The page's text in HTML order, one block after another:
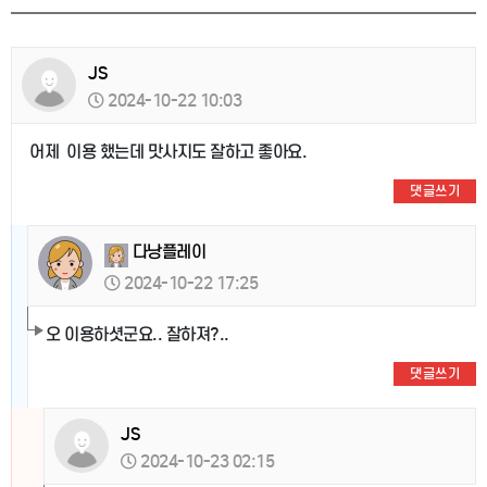
JS
2024-10-22 10:03
어제 이용 했는데 맛사지도 잘하고 좋아요.
댓글쓰기
다낭플레이
2024-10-22 17:25
오 이용하셧군요.. 잘하져?..
댓글쓰기
JS
2024-10-23 02:15